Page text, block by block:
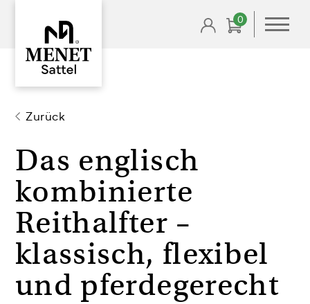
0
Zurück
Das englisch
kombinierte
Reithalfter –
klassisch, flexibel
und pferdegerecht